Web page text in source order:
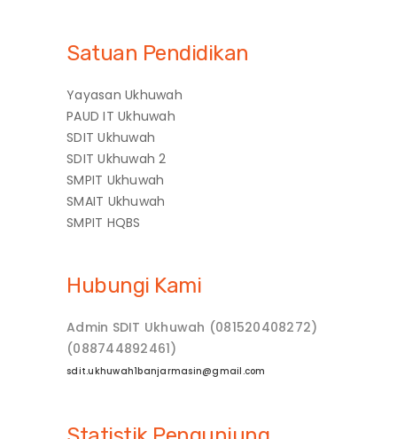
Satuan Pendidikan
Yayasan Ukhuwah
PAUD IT Ukhuwah
SDIT Ukhuwah
SDIT Ukhuwah 2
SMPIT Ukhuwah
SMAIT Ukhuwah
SMPIT HQBS
Hubungi Kami
Admin SDIT Ukhuwah (081520408272)
(088744892461)
sdit.ukhuwah1banjarmasin@gmail.com